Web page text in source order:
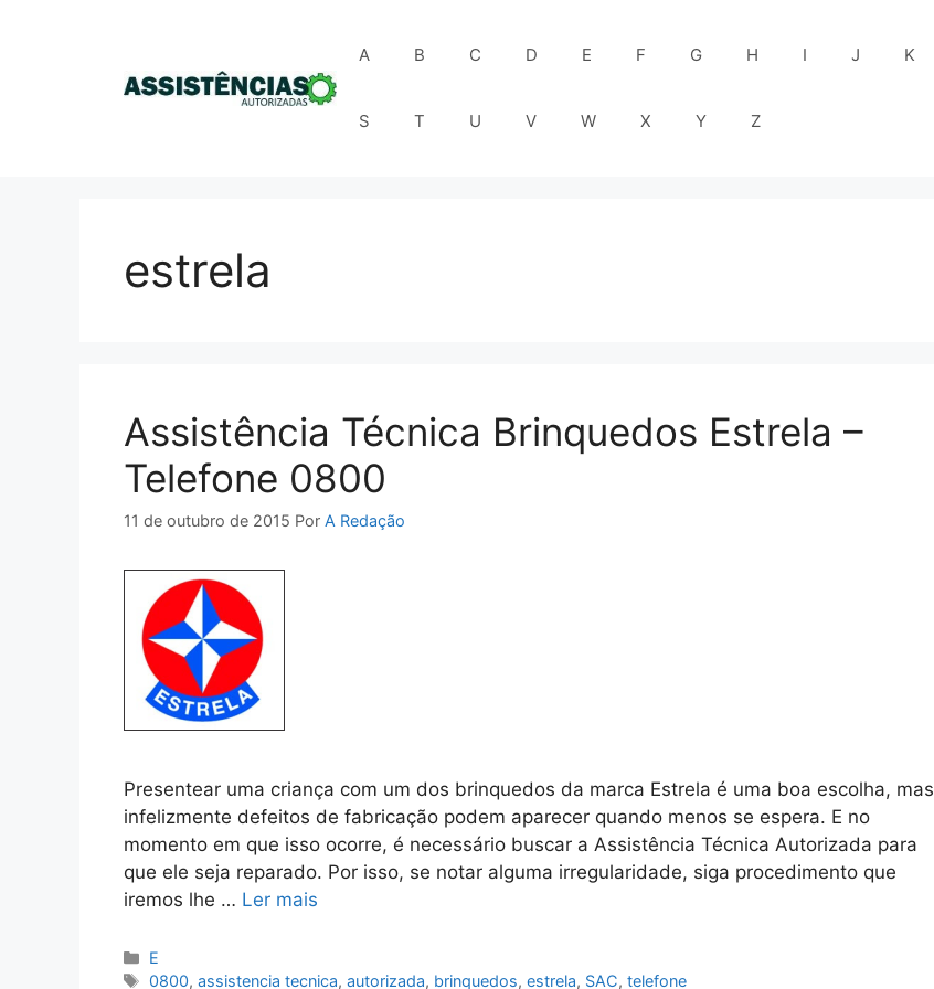
A B C D E F G H I J K
S T U V W X Y Z
estrela
Assistência Técnica Brinquedos Estrela –
Telefone 0800
11 de outubro de 2015 Por A Redação
Presentear uma criança com um dos brinquedos da marca Estrela é uma boa escolha, mas
infelizmente defeitos de fabricação podem aparecer quando menos se espera. E no
momento em que isso ocorre, é necessário buscar a Assistência Técnica Autorizada para
que ele seja reparado. Por isso, se notar alguma irregularidade, siga procedimento que
iremos lhe … Ler mais
Categorias
E
Tags
0800,assistencia tecnica,autorizada, brinquedos,estrela, SAC,telefone